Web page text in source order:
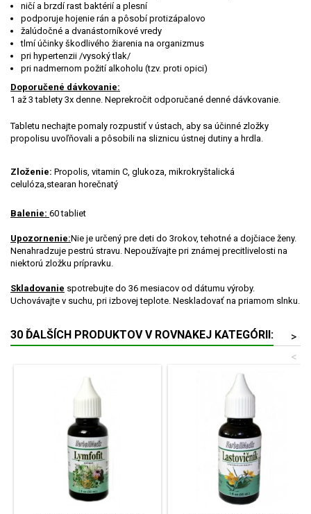
ničí a brzdí rast baktérií a plesní
podporuje hojenie rán a pôsobí protizápalovo
žalúdočné a dvanástorníkové vredy
tlmí účinky škodlivého žiarenia na organizmus
pri hypertenzii /vysoký tlak/
pri nadmernom požití alkoholu (tzv. proti opici)
Doporučené dávkovanie:
1 až 3 tablety 3x denne. Neprekročit odporučané denné dávkovanie.
Tabletu nechajte pomaly rozpustiť v ústach, aby sa účinné zložky
propolisu uvoľňovali a pôsobili na sliznicu ústnej dutiny a hrdla.
Zloženie: Propolis, vitamin C, glukoza, mikrokryštalická
celulóza,stearan horečnatý
Balenie: 60 tabliet
Upozornenie:Nie je určený pre deti do 3rokov, tehotné a dojčiace ženy.
Nenahradzuje pestrú stravu. Nepoužívajte pri známej precitlivelosti na
niektorú zložku prípravku.
Skladovanie spotrebujte do 36 mesiacov od dátumu výroby.
Uchovávajte v suchu, pri izbovej teplote. Neskladovať na priamom slnku.
30 ĎALŠÍCH PRODUKTOV V ROVNAKEJ KATEGÓRII:
>
<